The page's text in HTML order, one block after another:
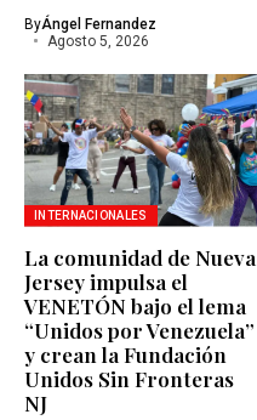
ByÁngel Fernandez
Agosto 5, 2026
INTERNACIONALES
La comunidad de Nueva
Jersey impulsa el
VENETÓN bajo el lema
“Unidos por Venezuela”
y crean la Fundación
Unidos Sin Fronteras
NJ